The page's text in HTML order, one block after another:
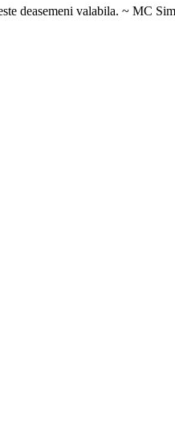
deasemeni valabila. ~ MC